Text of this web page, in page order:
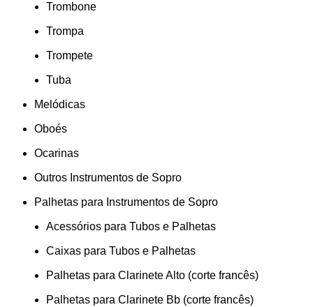
Trombone
Trompa
Trompete
Tuba
Melódicas
Oboés
Ocarinas
Outros Instrumentos de Sopro
Palhetas para Instrumentos de Sopro
Acessórios para Tubos e Palhetas
Caixas para Tubos e Palhetas
Palhetas para Clarinete Alto (corte francês)
Palhetas para Clarinete Bb (corte francês)